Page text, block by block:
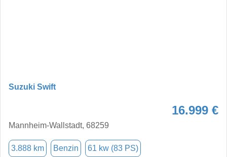
Suzuki Swift
16.999 €
Mannheim-Wallstadt, 68259
3.888 km Benzin 61 kw (83 PS)